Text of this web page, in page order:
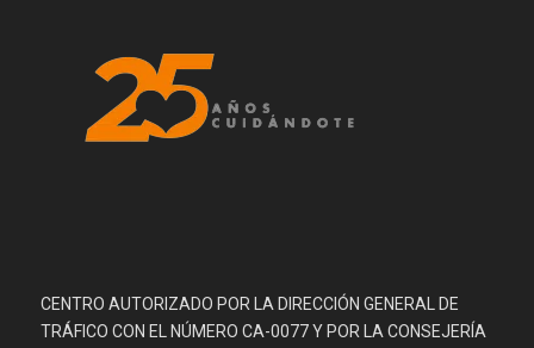
CENTRO AUTORIZADO POR LA DIRECCIÓN GENERAL DE
TRÁFICO CON EL NÚMERO CA-0077 Y POR LA CONSEJERÍA